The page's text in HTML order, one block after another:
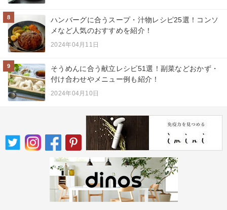
8
ハンバーグに合うスープ・汁物レシピ25選！コンソ
メなど人気のおすすめを紹介！
2024年04月11日
9
そうめんに合う献立レシピ51選！副菜などおかず・
付け合わせやメニュー例も紹介！
2024年04月10日